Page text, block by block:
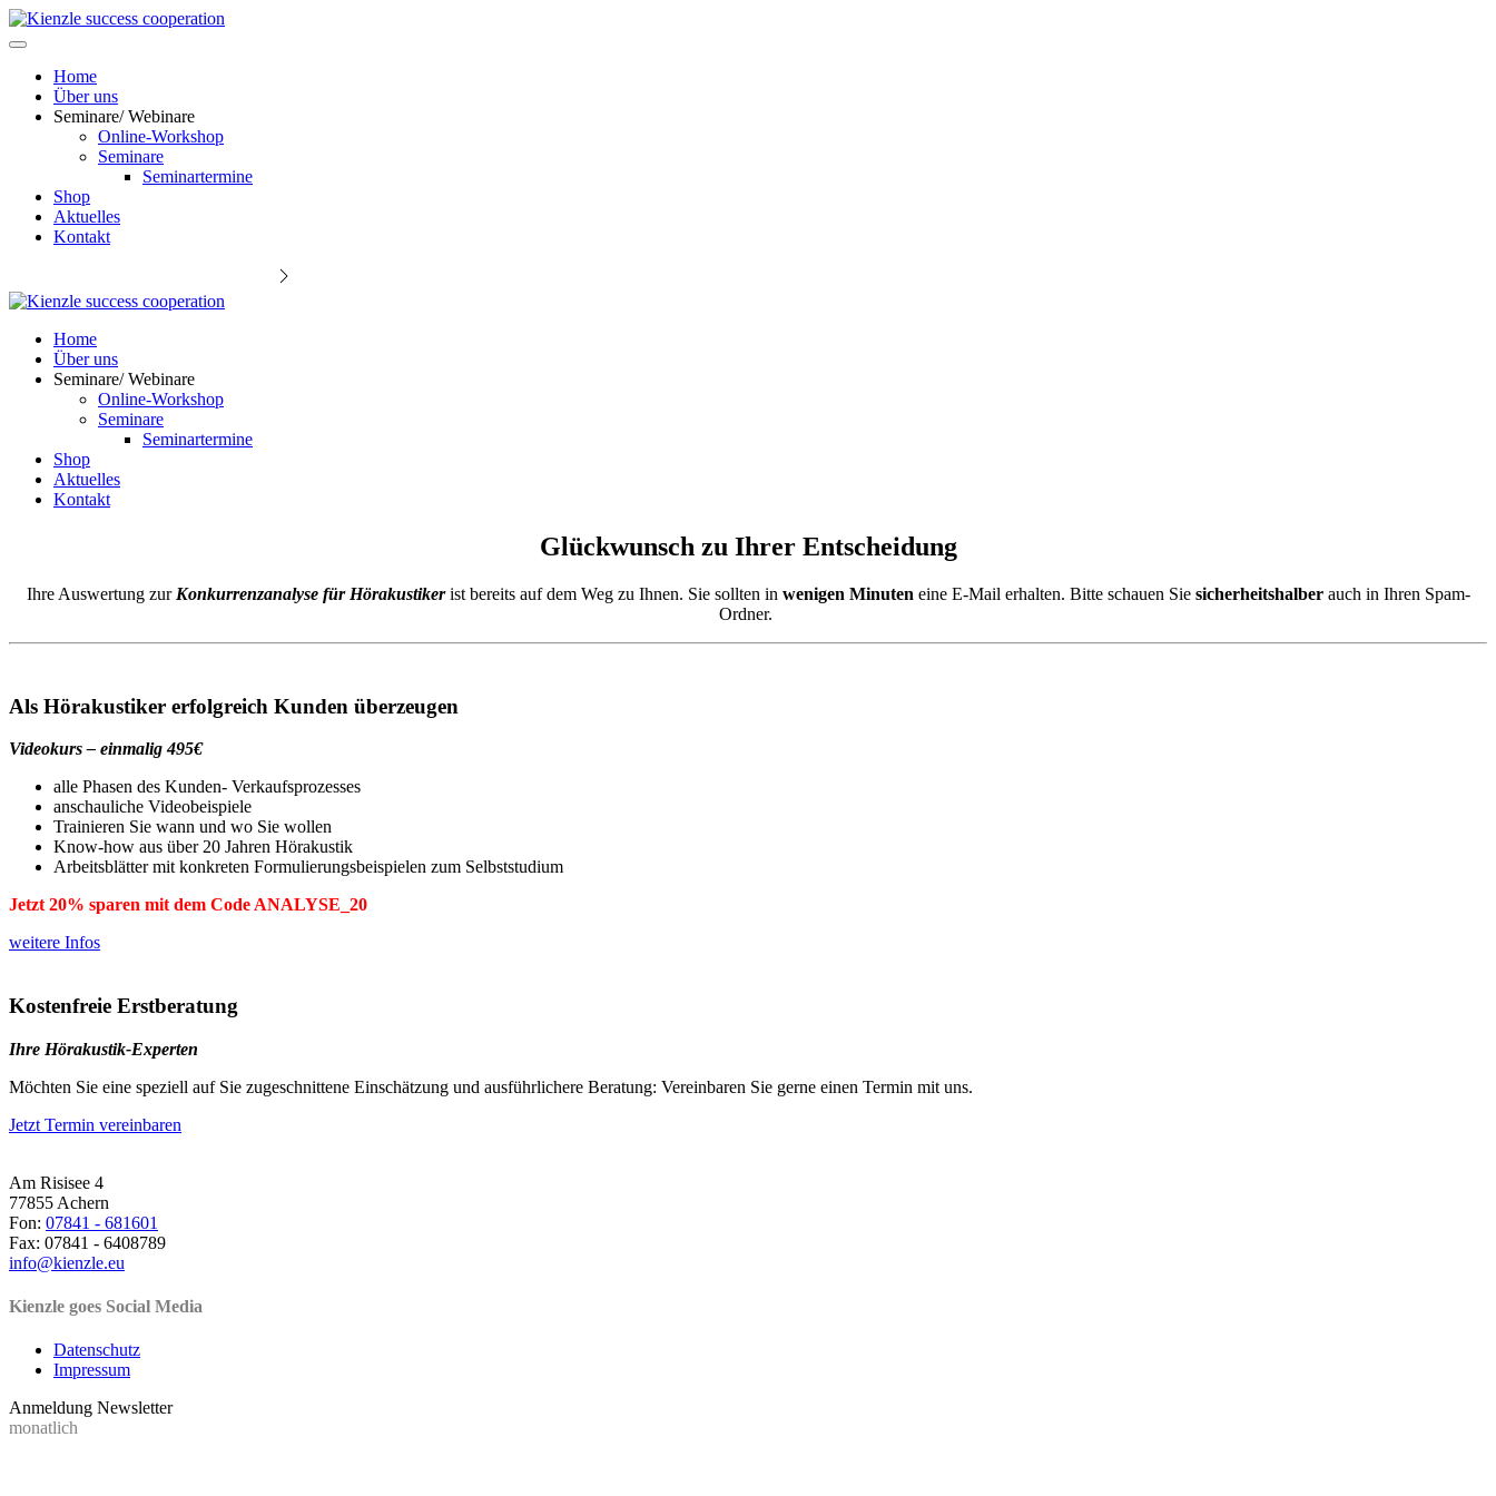
Home
Über uns
Seminare/ Webinare
Online-Workshop
Seminare
Seminartermine
Shop
Aktuelles
Kontakt
Home
Über uns
Seminare/ Webinare
Online-Workshop
Seminare
Seminartermine
Shop
Aktuelles
Kontakt
Glückwunsch zu Ihrer Entscheidung
Ihre Auswertung zur Konkurrenzanalyse für Hörakustikerist bereits auf dem Weg zu Ihnen. Sie sollten in wenigen Minuten eine E-Mail erhalten. Bitte schauen Sie sicherheitshalberauch in Ihren Spam-
Ordner.
Als Hörakustiker erfolgreich Kunden überzeugen
Videokurs – einmalig 495€
alle Phasen des Kunden- Verkaufsprozesses
anschauliche Videobeispiele
Trainieren Sie wann und wo Sie wollen
Know-how aus über 20 Jahren Hörakustik
Arbeitsblätter mit konkreten Formulierungsbeispielen zum Selbststudium
Jetzt 20% sparen mit dem Code ANALYSE_20
weitere Infos
Kostenfreie Erstberatung
Ihre Hörakustik-Experten
Möchten Sie eine speziell auf Sie zugeschnittene Einschätzung und ausführlichere Beratung: Vereinbaren Sie gerne einen Termin mit uns.
Jetzt Termin vereinbaren
Am Risisee 4
77855 Achern
Fon: 07841 - 681601
Fax: 07841 - 6408789
info@kienzle.eu
Kienzle goes Social Media
Datenschutz
Impressum
Anmeldung Newsletter
monatlich